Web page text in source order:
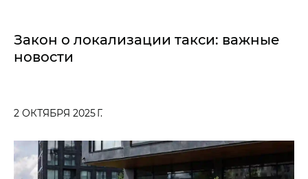
Закон о локализации такси: важные
новости
2 ОКТЯБРЯ 2025 Г.